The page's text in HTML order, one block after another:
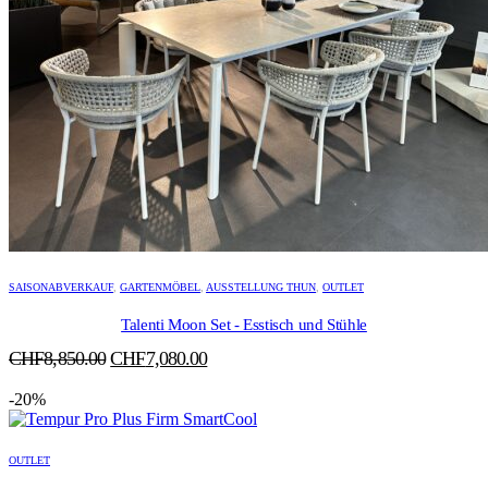
SAISONABVERKAUF, GARTENMÖBEL, AUSSTELLUNG THUN, OUTLET
Talenti Moon Set - Esstisch und Stühle
CHF8,850.00Ursprünglicher
CHF8,850.00
CHF7,080.00Aktueller
CHF7,080.00.
-20%
OUTLET